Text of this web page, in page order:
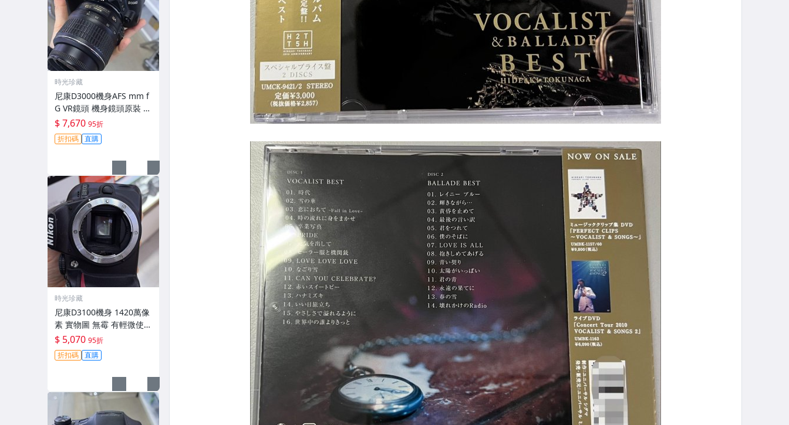
時光珍藏
尼康D3000機身AFS mm f
G VR鏡頭 機身鏡頭原裝 無
拆修無翻新 有輕微使用痕
跡 鏡頭-3430
$ 7,670 95折
折扣碼 直購
時光珍藏
尼康D3100機身 1420萬像
素 實物圖 無霉 有輕微使用
痕跡 機身原裝 無拆修無翻
新 臨-343
$ 5,070 95折
折扣碼 直購